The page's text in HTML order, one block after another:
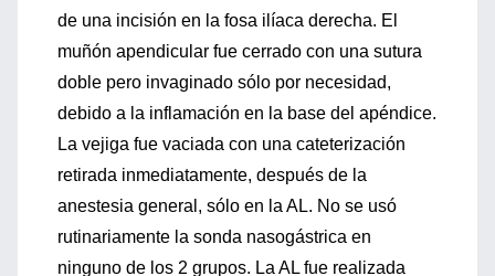
de una incisión en la fosa ilíaca derecha. El
muñón apendicular fue cerrado con una sutura
doble pero invaginado sólo por necesidad,
debido a la inflamación en la base del apéndice.
La vejiga fue vaciada con una cateterización
retirada inmediatamente, después de la
anestesia general, sólo en la AL. No se usó
rutinariamente la sonda nasogástrica en
ninguno de los 2 grupos. La AL fue realizada